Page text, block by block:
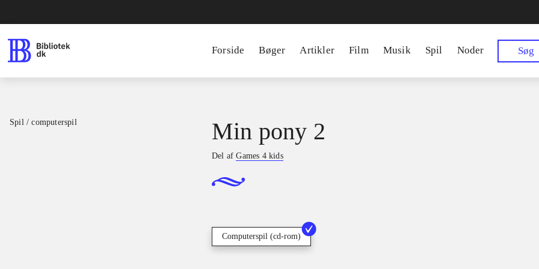
Forside Bøger Artikler Film Musik Spil Noder Søg
Spil / computerspil
Min pony 2
Del afGames 4 kids
Computerspil (cd-rom)